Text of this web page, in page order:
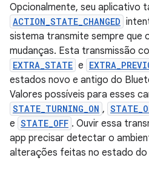
Opcionalmente, seu aplicativo
ACTION_STATE_CHANGED
sistema transmite sempre que
mudanças. Esta transmissão
EXTRA_STATE e
estados novo e antigo do
Valores possíveis para esses
STATE_TURNING_ON ,
e STATE_OFF . Ouvir essa
app precisar detectar o
alterações feitas no estado